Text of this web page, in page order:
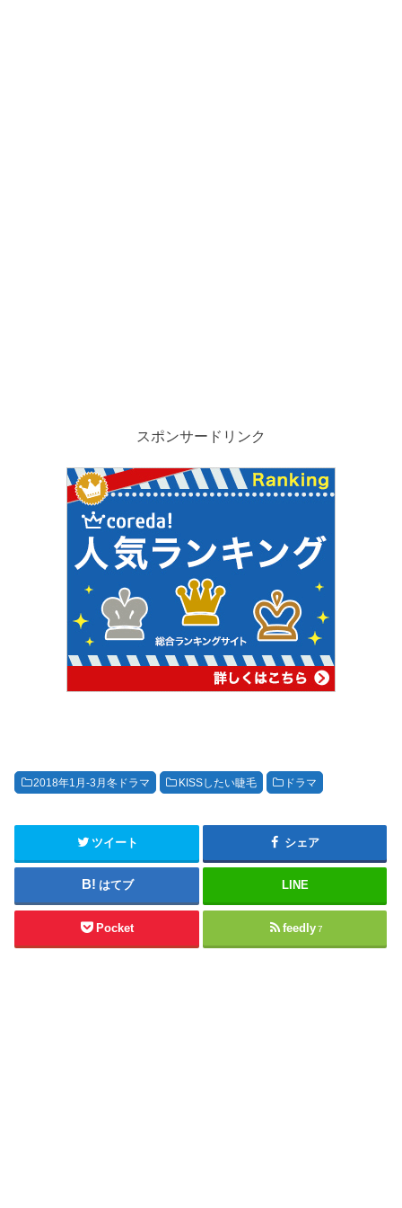
スポンサードリンク
2018年1月-3月冬ドラマ KISSしたい睫毛 ドラマ
ツイート シェア
はてブ LINE
Pocket feedly 7